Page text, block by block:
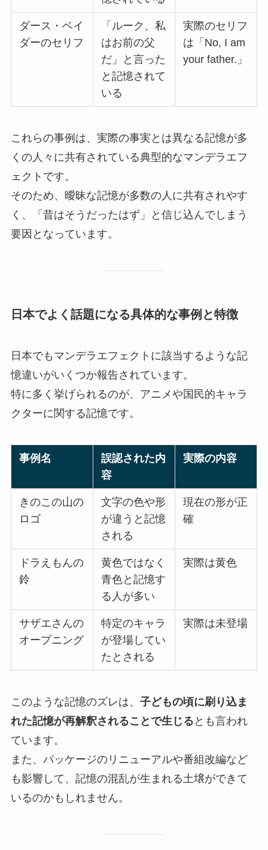
ダース・ベイ
ダーのセリフ
「ルーク、私
はお前の父
だ」と言った
と記憶されて
いる
実際のセリフ
は「No, I am
your father.」
これらの事例は、実際の事実とは異なる記憶が多
くの人々に共有されている典型的なマンデラエフ
ェクトです。
そのため、曖昧な記憶が多数の人に共有されやす
く、「昔はそうだったはず」と信じ込んでしまう
要因となっています。
日本でよく話題になる具体的な事例と特徴
日本でもマンデラエフェクトに該当するような記
憶違いがいくつか報告されています。
特に多く挙げられるのが、アニメや国民的キャラ
クターに関する記憶です。
事例名
誤認された内
容
実際の内容
きのこの山の
ロゴ
文字の色や形
が違うと記憶
される
現在の形が正
確
ドラえもんの
鈴
黄色ではなく
青色と記憶す
る人が多い
実際は黄色
サザエさんの
オープニング
特定のキャラ
が登場してい
たとされる
実際は未登場
このような記憶のズレは、 子どもの頃に刷り込ま
れた記憶が再解釈されることで生じる とも言われ
ています。
また、パッケージのリニューアルや番組改編など
も影響して、記憶の混乱が生まれる土壌ができて
いるのかもしれません。